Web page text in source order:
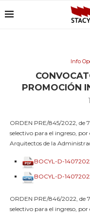
Info
PROMOCIÓN
ORDEN PRE/845/2022, de
selectivo para el ingreso, por
Arquitectos de la
BOCYL-D-
BOCYL-D-
ORDEN PRE/846/2022, de
selectivo para el ingreso,